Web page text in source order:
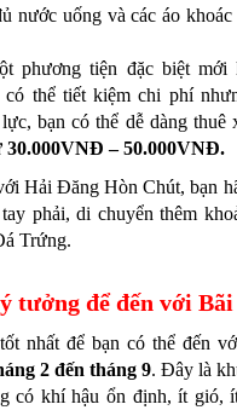
nước uống và các áo khoác
phương tiện đặc biệt mới
có thể tiết kiệm chi phí
bạn có thể dễ dàng thuê
30.000VNĐ – 50.000VNĐ.
Hải Đăng Hòn Chút, bạn
phải, di chuyển thêm
Trứng.
tưởng để đến với
nhất để bạn có thể đến
2 đến tháng 9. Đây là
có khí hậu ổn định, ít gió,